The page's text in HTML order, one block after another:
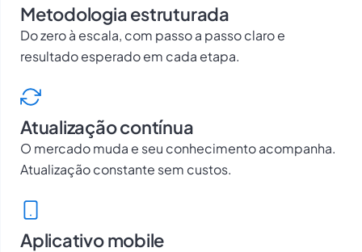
Metodologia estruturada
Do zero à escala, com passo a passo claro e
resultado esperado em cada etapa.
Atualização contínua
O mercado muda e seu conhecimento acompanha.
Atualização constante sem custos.
Aplicativo mobile